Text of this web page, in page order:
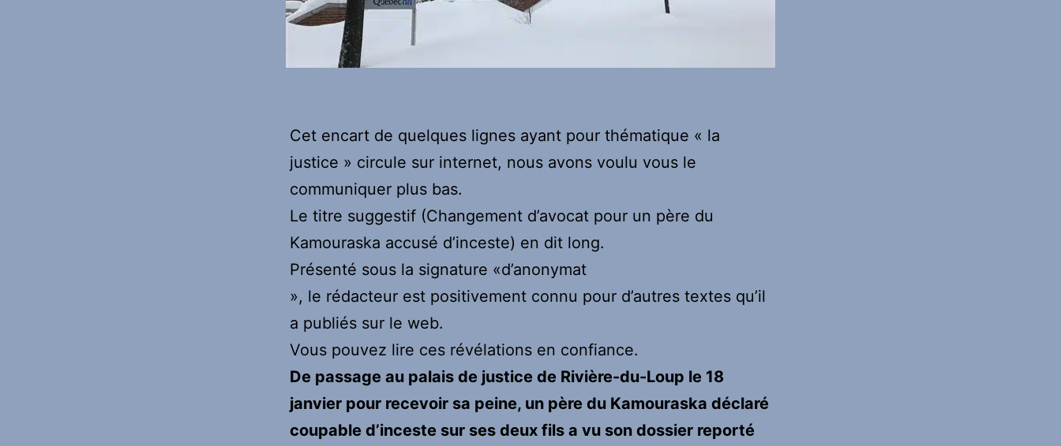
Cet encart de quelques lignes ayant pour thématique « la
justice » circule sur internet, nous avons voulu vous le
communiquer plus bas.
Le titre suggestif (Changement d’avocat pour un père du
Kamouraska accusé d’inceste) en dit long.
Présenté sous la signature «d’anonymat
», le rédacteur est positivement connu pour d’autres textes qu’il
a publiés sur le web.
Vous pouvez lire ces révélations en confiance.
De passage au palais de justice de Rivière-du-Loup le 18
janvier pour recevoir sa peine, un père du Kamouraska déclaré
coupable d’inceste sur ses deux fils a vu son dossier reporté